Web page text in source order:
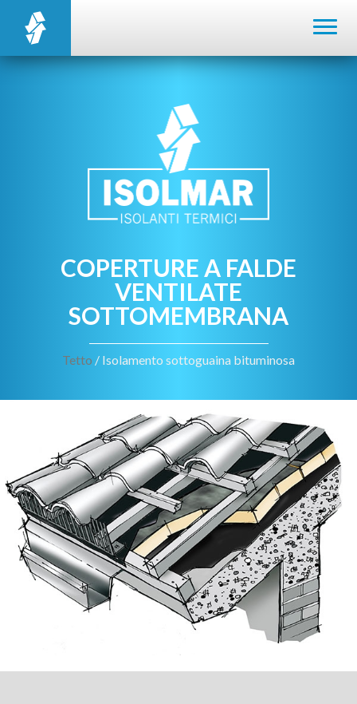
COPERTURE A FALDE
VENTILATE
SOTTOMEMBRANA
Tetto / Isolamento sottoguaina bituminosa